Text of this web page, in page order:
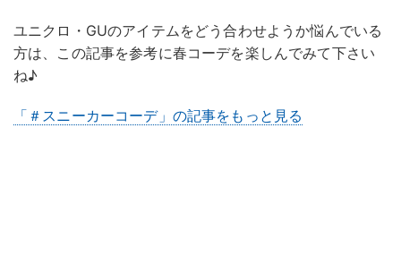
ユニクロ・GUのアイテムをどう合わせようか悩んでいる
方は、この記事を参考に春コーデを楽しんでみて下さい
ね♪
「＃スニーカーコーデ」の記事をもっと見る